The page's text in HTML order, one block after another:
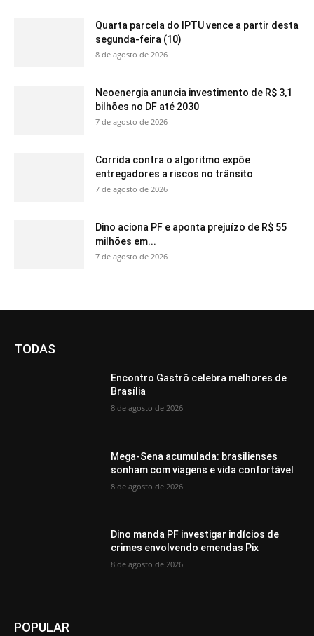
Quarta parcela do IPTU vence a partir desta
segunda-feira (10)
8 de agosto de 2026
Neoenergia anuncia investimento de R$ 3,1
bilhões no DF até 2030
7 de agosto de 2026
Corrida contra o algoritmo expõe
entregadores a riscos no trânsito
7 de agosto de 2026
Dino aciona PF e aponta prejuízo de R$ 55
milhões em...
7 de agosto de 2026
TODAS
Encontro Gastrô celebra melhores de
Brasília
8 de agosto de 2026
Mega-Sena acumulada: brasilienses
sonham com viagens e vida confortável
8 de agosto de 2026
Dino manda PF investigar indícios de
crimes envolvendo emendas Pix
8 de agosto de 2026
POPULAR